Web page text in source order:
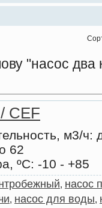
"насос два
CEF
м3/ч:
62
ºС: -10 - +85
, насос
, насос для воды,